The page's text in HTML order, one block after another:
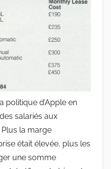
politique d’Apple en
salariés aux
Plus la marge
était élevée, plus les
une somme